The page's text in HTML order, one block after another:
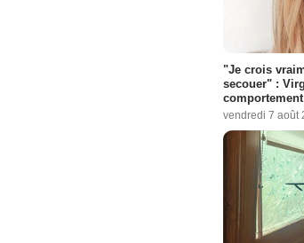
"Je crois
secouer" :
vendredi 7 août